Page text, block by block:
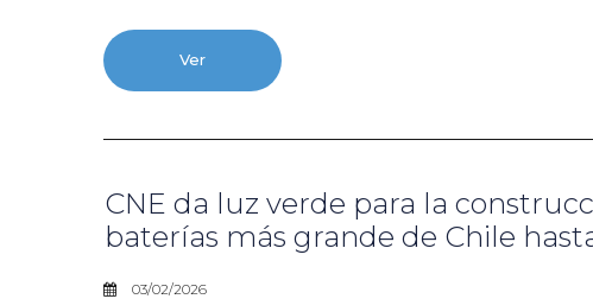
Ver
CNE da luz verde para la
baterías más grande de Chile
03/02/2026